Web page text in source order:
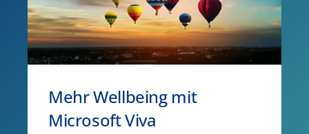
Mehr Wellbeing mit
Microsoft Viva